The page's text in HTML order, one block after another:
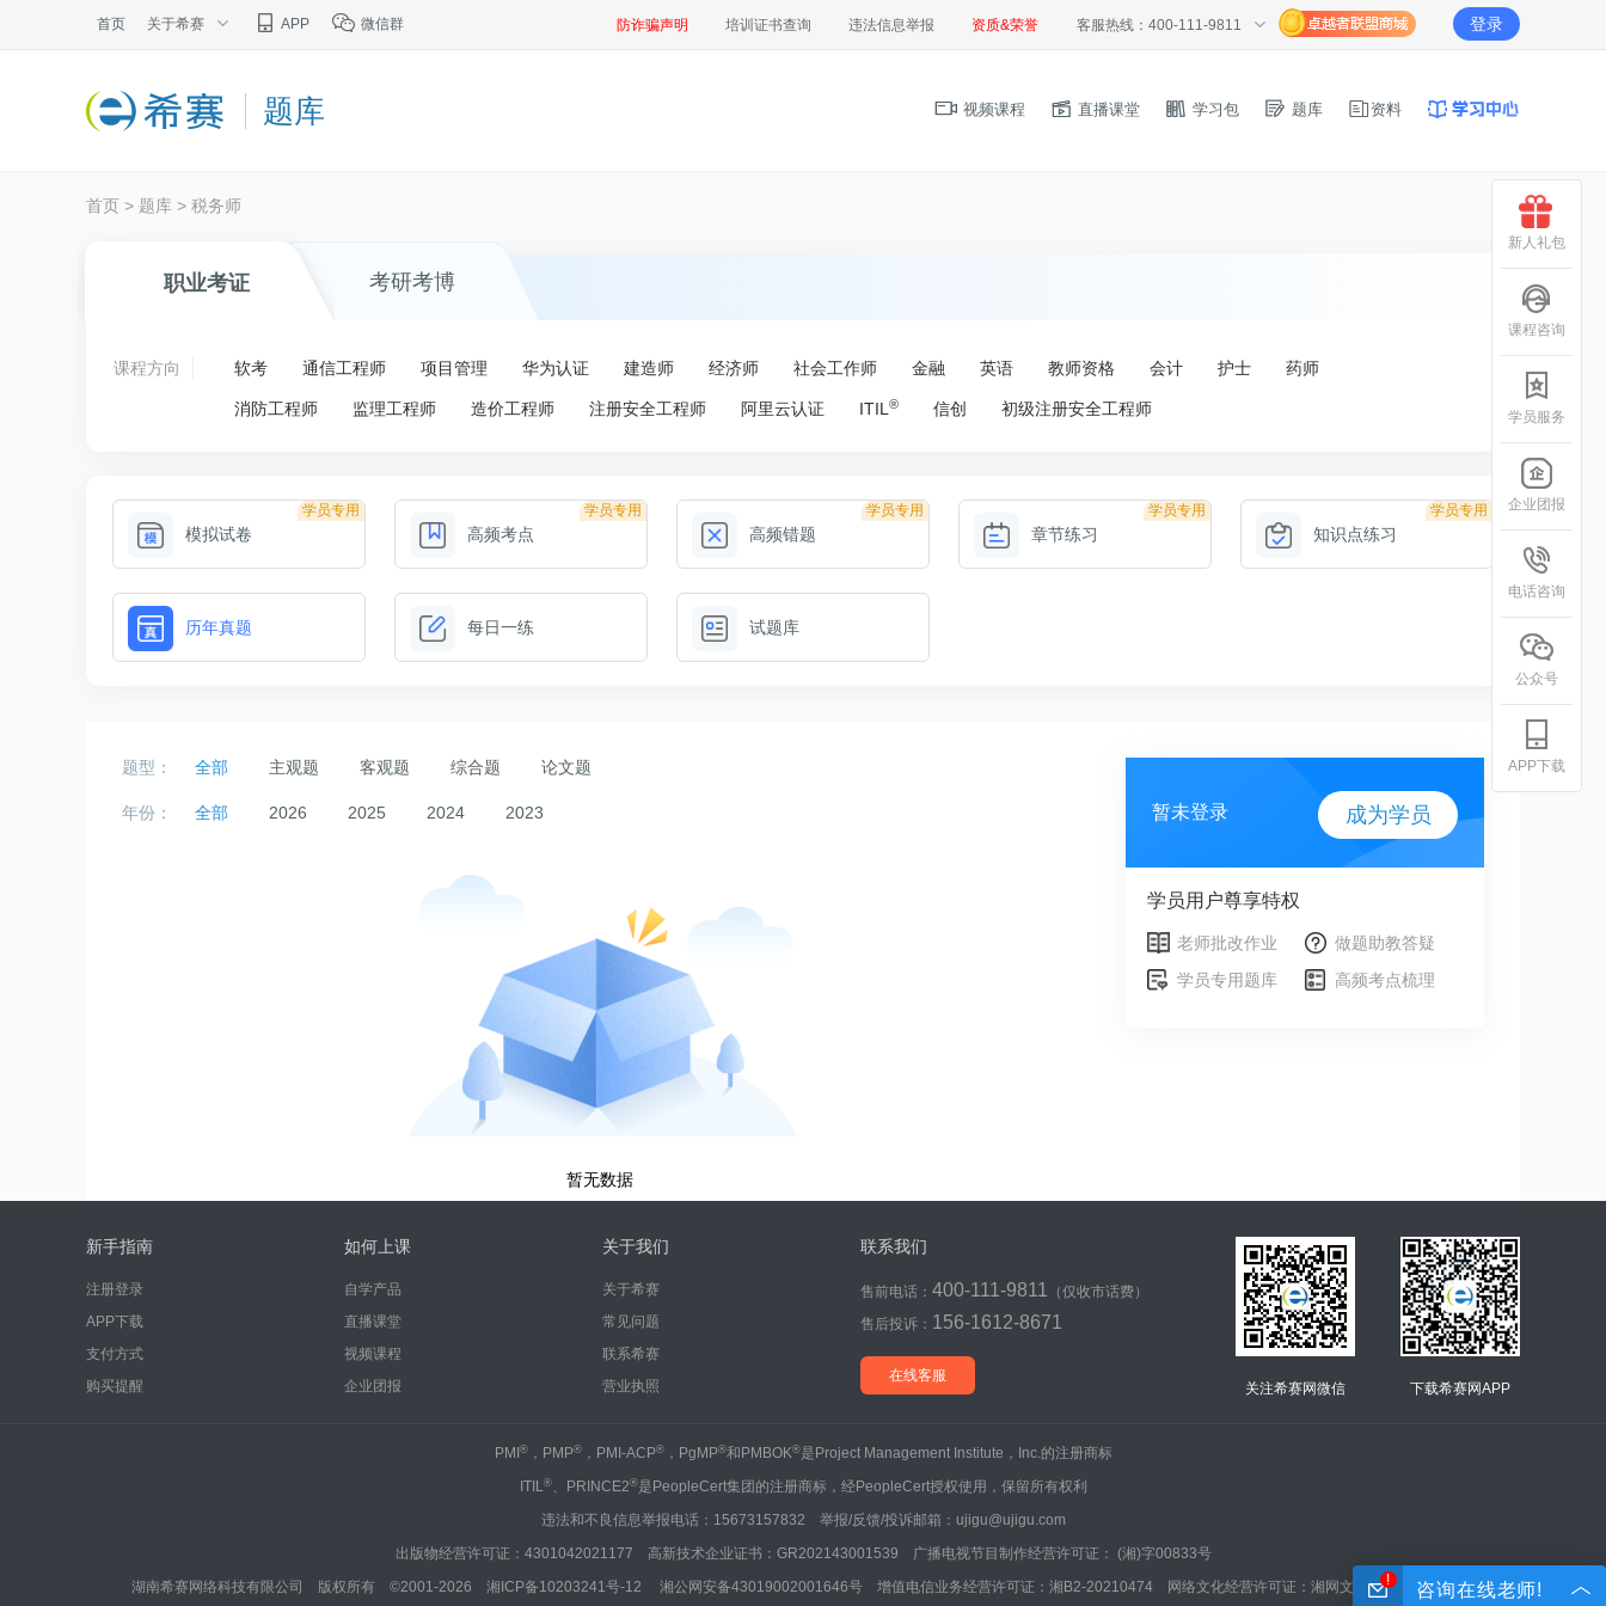
首页 关于希赛 APP 微信群 防诈骗声明 培训证书查询 违法信息举报 资质&荣誉 客服热线：400-111-9811 登录
题库 视频课程 直播课堂 学习包 题库 资料
首页 > 题库 > 税务师
职业考证 考研考博
课程方向 软考 通信工程师 项目管理 华为认证 建造师 经济师 社会工作师 金融 英语 教师资格 会计 护士 药师
消防工程师 监理工程师 造价工程师 注册安全工程师 阿里云认证 ITIL ® 信创 初级注册安全工程师
学员专用
模拟试卷
学员专用
高频考点
学员专用
高频错题
学员专用
章节练习
学员专用
知识点练习
历年真题 每日一练 试题库
题型： 全部 主观题 客观题 综合题 论文题
年份： 全部 2026 2025 2024 2023
暂无数据
暂未登录 成为学员
学员用户尊享特权
老师批改作业
做题助教答疑
学员专用题库
高频考点梳理
新手指南
注册登录
APP下载
支付方式
购买提醒
如何上课
自学产品
直播课堂
视频课程
企业团报
关于我们
关于希赛
常见问题
联系希赛
营业执照
联系我们
售前电话： 400-111-9811 （仅收市话费）
售后投诉： 156-1612-8671
在线客服
关注希赛网微信 下载希赛网APP
PMI ®，PMP®，PMI-ACP®，PgMP®和PMBOK®是Project Management Institute，Inc.的注册商标
ITIL®、PRINCE2®是PeopleCert集团的注册商标，经PeopleCert授权使用，保留所有权利
违法和不良信息举报电话：15673157832 举报/反馈/投诉邮箱：ujigu@ujigu.com
出版物经营许可证：4301042021177 高新技术企业证书：GR202143001539 广播电视节目制作经营许可证： (湘)字00833号
湖南希赛网络科技有限公司 版权所有 ©2001-2026 湘ICP备10203241号-12 湘公网安备43019002001646号 增值电信业务经营许可证：湘B2-20210474 网络文化经营许可证：湘网文(2022)0042-005号
新人礼包
课程咨询
学员服务
企业团报
电话咨询
公众号
APP下载
! 咨询在线老师!